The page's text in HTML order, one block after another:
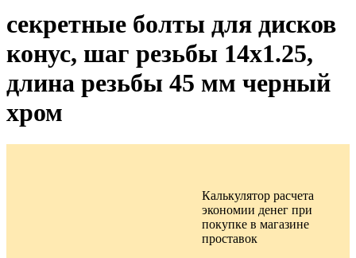
секретные болты для дисков
конус, шаг резьбы 14x1.25,
длина резьбы 45 мм черный
хром
Калькулятор расчета
экономии денег при
покупке в магазине
проставок